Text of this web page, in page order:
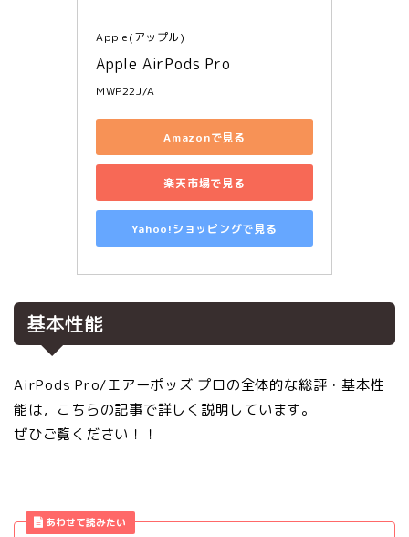
Apple(アップル)
Apple AirPods Pro
MWP22J/A
Amazonで見る
楽天市場で見る
Yahoo!ショッピングで見る
基本性能
AirPods Pro/エアーポッズ プロの全体的な総評・基本性
能は，こちらの記事で詳しく説明しています。
ぜひご覧ください！！